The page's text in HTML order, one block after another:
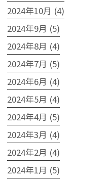
2024年10月 (4)
2024年9月 (5)
2024年8月 (4)
2024年7月 (5)
2024年6月 (4)
2024年5月 (4)
2024年4月 (5)
2024年3月 (4)
2024年2月 (4)
2024年1月 (5)